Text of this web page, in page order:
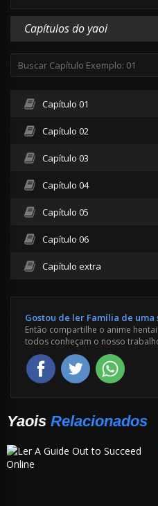
Capítulos do yaoi
Capítulo 01
Capítulo 02
Capítulo 03
Capítulo 04
Capítulo 05
Capítulo 06
Capítulo extra
Gostou de ler Família de uma
Então compartilhe o anime
todos conheçam o nosso
Yaois Relacionados